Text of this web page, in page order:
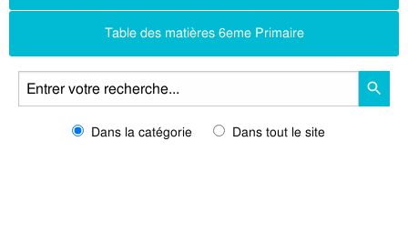
Table des matières 6eme Primaire
Dans la catégorie Dans tout le site